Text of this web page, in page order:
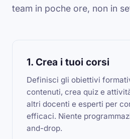
team in poche ore, non in
1. Crea i tuoi corsi
Definisci gli obiettivi
contenuti, crea quiz e
altri docenti e esperti per
efficaci. Niente
and-drop.